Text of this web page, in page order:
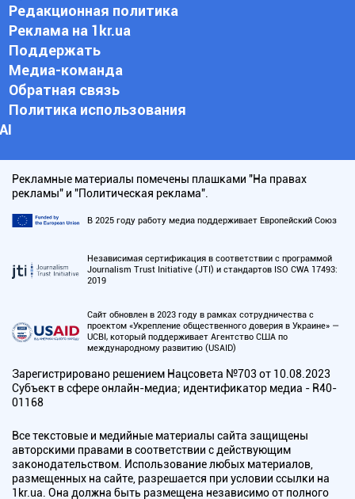
Редакционная политика
Реклама на 1kr.ua
Поддержать
Медиа-команда
Обратная связь
Политика использования
АI
Рекламные материалы помечены плашками "На правах
рекламы" и "Политическая реклама".
В 2025 году работу медиа поддерживает Европейский Союз
Независимая сертификация в соответствии с программой
Journalism Trust Initiative (JTI) и стандартов ISO CWA 17493:
2019
Сайт обновлен в 2023 году в рамках сотрудничества с
проектом «Укрепление общественного доверия в Украине» —
UCBI, который поддерживает Агентство США по
международному развитию (USAID)
Зарегистрировано решением Нацсовета №703 от 10.08.2023
Субъект в сфере онлайн-медиа; идентификатор медиа - R40-
01168
Все текстовые и медийные материалы сайта защищены
авторскими правами в соответствии с действующим
законодательством. Использование любых материалов,
размещенных на сайте, разрешается при условии ссылки на
1kr.ua. Она должна быть размещена независимо от полного